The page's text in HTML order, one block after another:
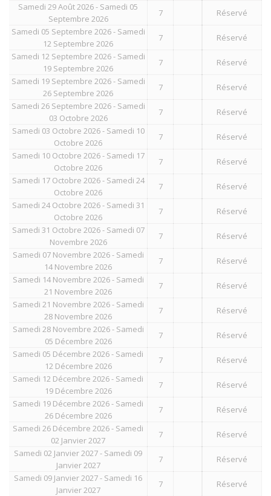
Samedi 29 Août 2026 - Samedi 05
Septembre 2026
7
Réservé
Samedi 05 Septembre 2026 - Samedi
12 Septembre 2026
7
Réservé
Samedi 12 Septembre 2026 - Samedi
19 Septembre 2026
7
Réservé
Samedi 19 Septembre 2026 - Samedi
26 Septembre 2026
7
Réservé
Samedi 26 Septembre 2026 - Samedi
03 Octobre 2026
7
Réservé
Samedi 03 Octobre 2026 - Samedi 10
Octobre 2026
7
Réservé
Samedi 10 Octobre 2026 - Samedi 17
Octobre 2026
7
Réservé
Samedi 17 Octobre 2026 - Samedi 24
Octobre 2026
7
Réservé
Samedi 24 Octobre 2026 - Samedi 31
Octobre 2026
7
Réservé
Samedi 31 Octobre 2026 - Samedi 07
Novembre 2026
7
Réservé
Samedi 07 Novembre 2026 - Samedi
14 Novembre 2026
7
Réservé
Samedi 14 Novembre 2026 - Samedi
21 Novembre 2026
7
Réservé
Samedi 21 Novembre 2026 - Samedi
28 Novembre 2026
7
Réservé
Samedi 28 Novembre 2026 - Samedi
05 Décembre 2026
7
Réservé
Samedi 05 Décembre 2026 - Samedi
12 Décembre 2026
7
Réservé
Samedi 12 Décembre 2026 - Samedi
19 Décembre 2026
7
Réservé
Samedi 19 Décembre 2026 - Samedi
26 Décembre 2026
7
Réservé
Samedi 26 Décembre 2026 - Samedi
02 Janvier 2027
7
Réservé
Samedi 02 Janvier 2027 - Samedi 09
Janvier 2027
7
Réservé
Samedi 09 Janvier 2027 - Samedi 16
Janvier 2027
7
Réservé